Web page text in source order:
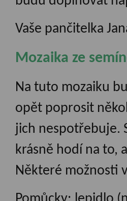
Vaše pančitelka
Mozaika ze
Na tuto mozaiku
opět poprosit
jich nespotřebuje.
krásně hodí na to,
Některé možnosti